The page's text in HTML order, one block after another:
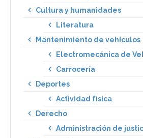
Cultura y humanidades
Literatura
Mantenimiento de vehículos
Electromecánica de
Carrocería
Deportes
Actividad física
Derecho
Administración de